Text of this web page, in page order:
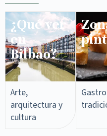
¿Qué ver
en
Bilbao?
Arte,
arquitectura y
cultura